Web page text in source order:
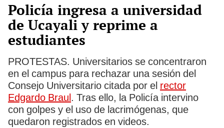
Policía ingresa a universidad
de Ucayali y reprime a
estudiantes
PROTESTAS. Universitarios se concentraron
en el campus para rechazar una sesión del
Consejo Universitario citada por el rector
Edgardo Braul. Tras ello, la Policía intervino
con golpes y el uso de lacrimógenas, que
quedaron registrados en videos.